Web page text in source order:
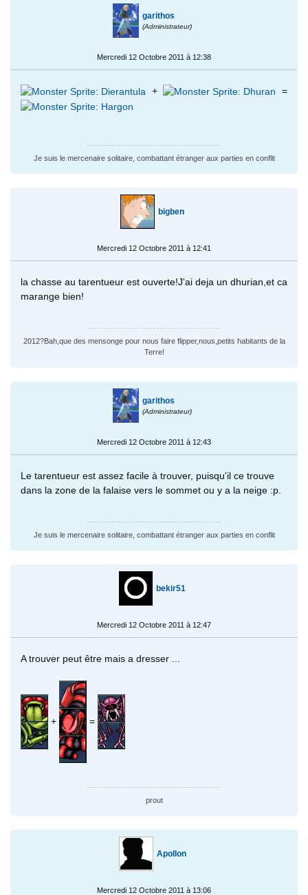
garithos
(Administrateur)
Mercredi 12 Octobre 2011 à 12:38
+ =
Je suis le mercenaire solitaire, combattant étranger aux parties en conflit
bigben
Mercredi 12 Octobre 2011 à 12:41
la chasse au tarentueur est ouverte!J'ai deja un dhurian,et ca
marange bien!
2012?Bah,que des mensonge pour nous faire flipper,nous,petits habitants de la
Terre!
garithos
(Administrateur)
Mercredi 12 Octobre 2011 à 12:43
Le tarentueur est assez facile à trouver, puisqu'il ce trouve
dans la zone de la falaise vers le sommet ou y a la neige :p.
Je suis le mercenaire solitaire, combattant étranger aux parties en conflit
bekir51
Mercredi 12 Octobre 2011 à 12:47
A trouver peut être mais a dresser ...
+ =
prout
Apollon
Mercredi 12 Octobre 2011 à 13:06